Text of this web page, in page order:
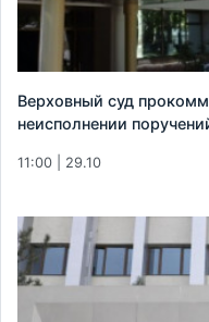
Верховный суд
неисполнении
11:00 | 29.10